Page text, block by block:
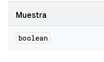
Muestra
boolean